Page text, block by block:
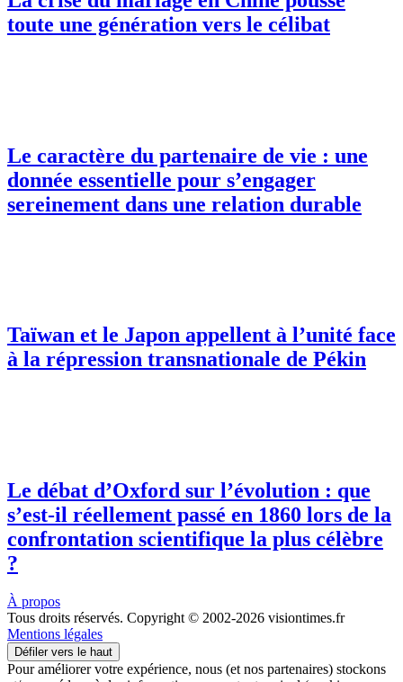
toute une génération vers le célibat
Le caractère du partenaire de vie : une
donnée essentielle pour s’engager
sereinement dans une relation durable
Taïwan et le Japon appellent à l’unité face
à la répression transnationale de Pékin
Le débat d’Oxford sur l’évolution : que
s’est-il réellement passé en 1860 lors de la
confrontation scientifique la plus célèbre
?
À propos
Tous droits réservés. Copyright © 2002-2026 visiontimes.fr
Mentions légales
Défiler vers le haut
Pour améliorer votre expérience, nous (et nos partenaires) stockons